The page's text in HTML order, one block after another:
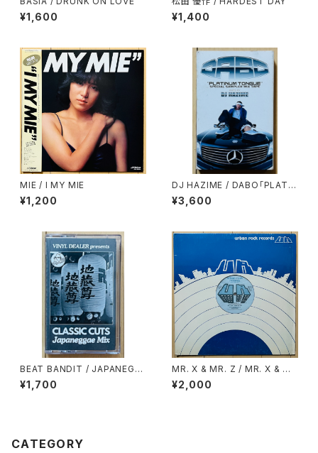
¥1,600 ¥1,400
MIE / I MY MIE
¥1,200
DJ HAZIME / DABO「PLATIN
UM TONGUE」SPECIAL SA
MPLER MIXTAPE
¥3,600
BEAT BANDIT / JAPANEGG
AE MIX(CLASSIC CUTS)
¥1,700
MR. X & MR. Z / MR. X & M
R. Z DRINK OLD GOLD
¥2,000
CATEGORY